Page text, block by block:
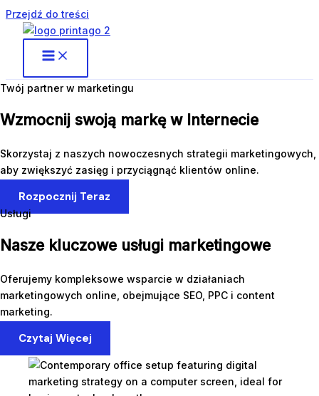
Przejdź do treści
Twój partner w marketingu
Wzmocnij swoją markę w Internecie
Skorzystaj z naszych nowoczesnych strategii marketingowych,
aby zwiększyć zasięg i przyciągnąć klientów online.
Rozpocznij Teraz
Usługi
Nasze kluczowe usługi marketingowe
Oferujemy kompleksowe wsparcie w działaniach
marketingowych online, obejmujące SEO, PPC i content
marketing.
Czytaj Więcej